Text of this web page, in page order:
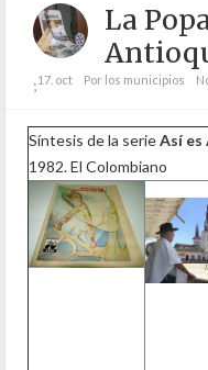
La
;17. oct Por los municipios
Síntesis de la serieAsí
1982. El Colombiano